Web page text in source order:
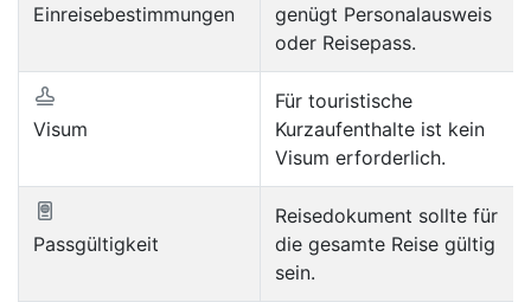
Einreisebestimmungen
genügt Personalausweis
oder Reisepass.
Visum
Für touristische
Kurzaufenthalte ist kein
Visum erforderlich.
Passgültigkeit
Reisedokument sollte für
die gesamte Reise gültig
sein.